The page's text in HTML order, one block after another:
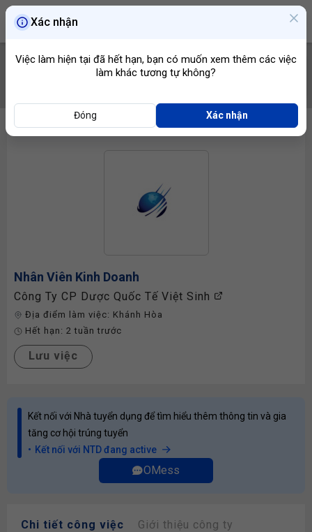
Nhân Viên Kinh Doanh
Công Ty CP Dược Quốc Tế Việt Sinh
Địa điểm làm việc: Khánh Hòa
Hết hạn: 2 tuần trước
Lưu việc
Kết nối với Nhà tuyển dụng để tìm hiểu thêm thông tin và gia
tăng cơ hội trúng tuyển
Kết nối với NTD đang active
OMess
Chi tiết công việc Giới thiệu công ty
Xác nhận
Việc làm hiện tại đã hết hạn, bạn có muốn xem thêm các việc
làm khác tương tự không?
Đóng Xác nhận